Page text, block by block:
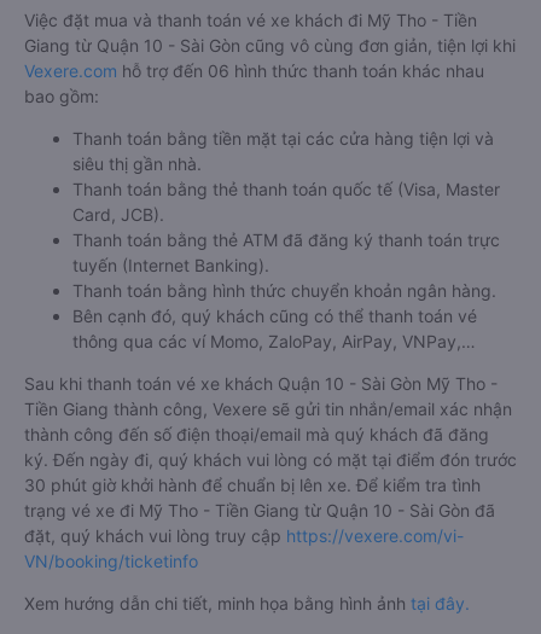
Việc đặt mua và thanh toán vé xe khách đi Mỹ Tho - Tiền
Giang từ Quận 10 - Sài Gòn cũng vô cùng đơn giản, tiện lợi khi
Vexere.com hỗ trợ đến 06 hình thức thanh toán khác nhau
bao gồm:
Thanh toán bằng tiền mặt tại các cửa hàng tiện lợi và
siêu thị gần nhà.
Thanh toán bằng thẻ thanh toán quốc tế (Visa, Master
Card, JCB).
Thanh toán bằng thẻ ATM đã đăng ký thanh toán trực
tuyến (Internet Banking).
Thanh toán bằng hình thức chuyển khoản ngân hàng.
Bên cạnh đó, quý khách cũng có thể thanh toán vé
thông qua các ví Momo, ZaloPay, AirPay, VNPay,…
Sau khi thanh toán vé xe khách Quận 10 - Sài Gòn Mỹ Tho -
Tiền Giang thành công, Vexere sẽ gửi tin nhắn/email xác nhận
thành công đến số điện thoại/email mà quý khách đã đăng
ký. Đến ngày đi, quý khách vui lòng có mặt tại điểm đón trước
30 phút giờ khởi hành để chuẩn bị lên xe. Để kiểm tra tình
trạng vé xe đi Mỹ Tho - Tiền Giang từ Quận 10 - Sài Gòn đã
đặt, quý khách vui lòng truy cập https://vexere.com/vi-
VN/booking/ticketinfo
Xem hướng dẫn chi tiết, minh họa bằng hình ảnh tại đây.